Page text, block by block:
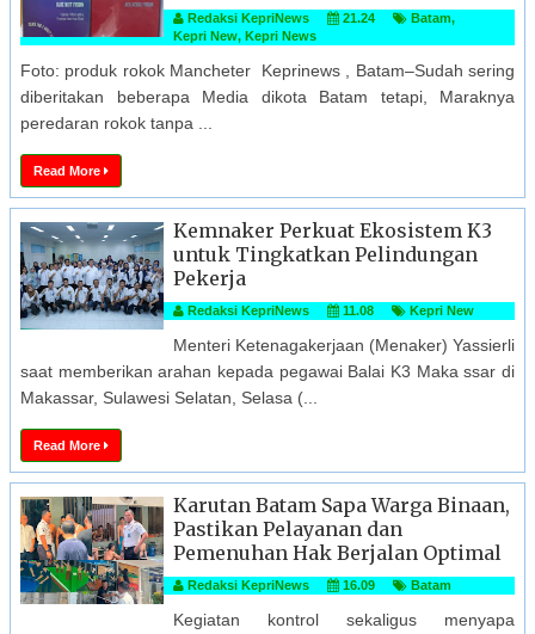
Redaksi KepriNews 21.24 Batam,
Kepri New, Kepri News
Foto: produk rokok Mancheter Keprinews , Batam–Sudah sering
diberitakan beberapa Media dikota Batam tetapi, Maraknya
peredaran rokok tanpa ...
Read More
Kemnaker Perkuat Ekosistem K3
untuk Tingkatkan Pelindungan
Pekerja
Redaksi KepriNews 11.08 Kepri New
Menteri Ketenagakerjaan (Menaker) Yassierli
saat memberikan arahan kepada pegawai Balai K3 Maka ssar di
Makassar, Sulawesi Selatan, Selasa (...
Read More
Karutan Batam Sapa Warga Binaan,
Pastikan Pelayanan dan
Pemenuhan Hak Berjalan Optimal
Redaksi KepriNews 16.09 Batam
Kegiatan kontrol sekaligus menyapa